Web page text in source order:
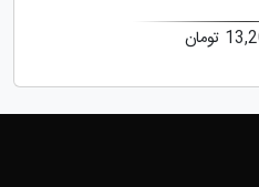
تومان